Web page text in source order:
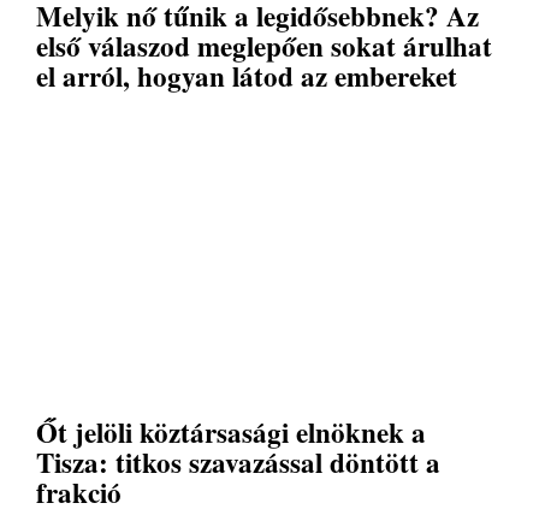
Melyik nő tűnik a legidősebbnek? Az
első válaszod meglepően sokat árulhat
el arról, hogyan látod az embereket
Őt jelöli köztársasági elnöknek a
Tisza: titkos szavazással döntött a
frakció